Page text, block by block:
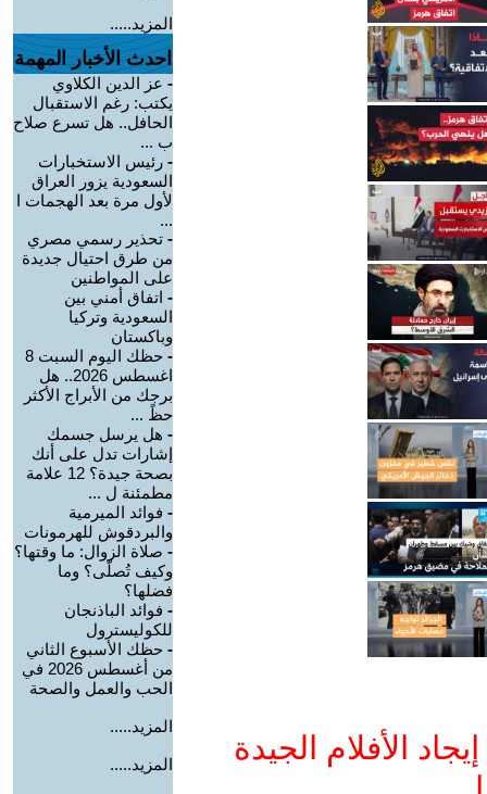
الأفلام الجيدة
المزيد.....
احدث الأخبار المهمة
- عز الدين الكلاوي
يكتب: رغم الاستقبال
الحافل.. هل تسرع صلاح
ب ...
- رئيس الاستخبارات
السعودية يزور العراق
لأول مرة بعد الهجمات ا
...
- تحذير رسمي مصري
من طرق احتيال جديدة
على المواطنين
- اتفاق أمني بين
السعودية وتركيا
وباكستان
-
حظك اليوم السبت 8
اغسطس 2026.. هل
برجك من الأبراج الأكثر
حظً ...
- هل يرسل جسمك
إشارات تدل على أنك
بصحة جيدة؟ 12 علامة
مطمئنة ل ...
- فوائد الميرمية
والبردقوش للهرمونات
- صلاة الزوال: ما وقتها؟
وكيف تُصلّى؟ وما
فضلها؟
- فوائد الباذنجان
للكوليسترول
- حظك الأسبوع الثاني
من أغسطس 2026 في
الحب والعمل والصحة
المزيد.....
المزيد.....